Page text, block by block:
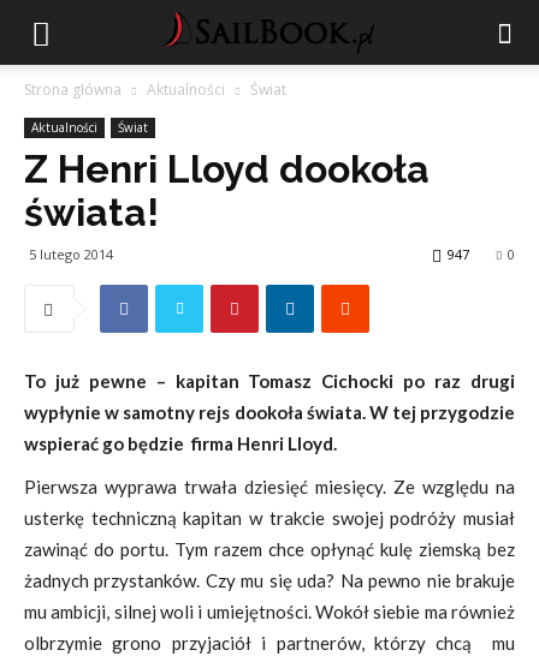
Strona główna Aktualności Świat
Aktualności Świat
Z Henri Lloyd dookoła
świata!
5 lutego 2014 0
947
To już pewne – kapitan Tomasz Cichocki po raz drugi
wypłynie w samotny rejs dookoła świata. W tej przygodzie
wspierać go będzie firma Henri Lloyd.
Pierwsza wyprawa trwała dziesięć miesięcy. Ze względu na
usterkę techniczną kapitan w trakcie swojej podróży musiał
zawinąć do portu. Tym razem chce opłynąć kulę ziemską bez
żadnych przystanków. Czy mu się uda? Na pewno nie brakuje
mu ambicji, silnej woli i umiejętności. Wokół siebie ma również
olbrzymie grono przyjaciół i partnerów, którzy chcą mu